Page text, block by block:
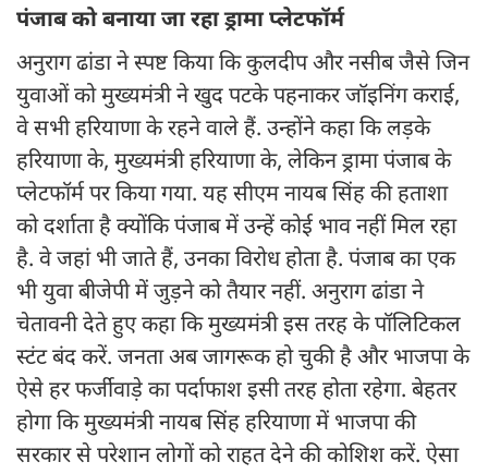
पंजाब को बनाया जा रहा ड्रामा प्लेटफॉर्म
अनुराग ढांडा ने स्पष्ट किया कि कुलदीप और नसीब जैसे जिन
युवाओं को मुख्यमंत्री ने खुद पटके पहनाकर जॉइनिंग कराई,
वे सभी हरियाणा के रहने वाले हैं. उन्होंने कहा कि लड़के
हरियाणा के, मुख्यमंत्री हरियाणा के, लेकिन ड्रामा पंजाब के
प्लेटफॉर्म पर किया गया. यह सीएम नायब सिंह की हताशा
को दर्शाता है क्योंकि पंजाब में उन्हें कोई भाव नहीं मिल रहा
है. वे जहां भी जाते हैं, उनका विरोध होता है. पंजाब का एक
भी युवा बीजेपी में जुड़ने को तैयार नहीं. अनुराग ढांडा ने
चेतावनी देते हुए कहा कि मुख्यमंत्री इस तरह के पॉलिटिकल
स्टंट बंद करें. जनता अब जागरूक हो चुकी है और भाजपा के
ऐसे हर फर्जीवाड़े का पर्दाफाश इसी तरह होता रहेगा. बेहतर
होगा कि मुख्यमंत्री नायब सिंह हरियाणा में भाजपा की
सरकार से परेशान लोगों को राहत देने की कोशिश करें. ऐसा